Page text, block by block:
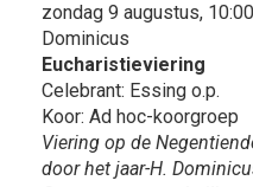
zondag 9 augustus,
Dominicus
Eucharistieviering
Celebrant: Essing o.p.
Koor: Ad hoc-koorgroep
Viering op de
door het jaar-H.